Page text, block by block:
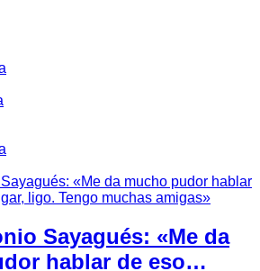
Sayagués: «Me da
hablar de eso…